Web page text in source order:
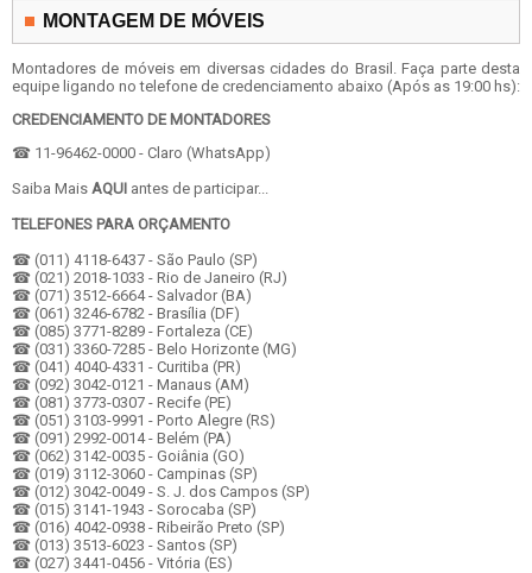
MONTAGEM DE MÓVEIS
Montadores de móveis em diversas cidades do Brasil. Faça parte desta
equipe ligando no telefone de credenciamento abaixo (Após as 19:00 hs):
CREDENCIAMENTO DE MONTADORES
☎ 11-96462-0000 - Claro (WhatsApp)
Saiba Mais AQUI antes de participar...
TELEFONES PARA ORÇAMENTO
☎ (011) 4118-6437 - São Paulo (SP)
☎ (021) 2018-1033 - Rio de Janeiro (RJ)
☎ (071) 3512-6664 - Salvador (BA)
☎ (061) 3246-6782 - Brasília (DF)
☎ (085) 3771-8289 - Fortaleza (CE)
☎ (031) 3360-7285 - Belo Horizonte (MG)
☎ (041) 4040-4331 - Curitiba (PR)
☎ (092) 3042-0121 - Manaus (AM)
☎ (081) 3773-0307 - Recife (PE)
☎ (051) 3103-9991 - Porto Alegre (RS)
☎ (091) 2992-0014 - Belém (PA)
☎ (062) 3142-0035 - Goiânia (GO)
☎ (019) 3112-3060 - Campinas (SP)
☎ (012) 3042-0049 - S. J. dos Campos (SP)
☎ (015) 3141-1943 - Sorocaba (SP)
☎ (016) 4042-0938 - Ribeirão Preto (SP)
☎ (013) 3513-6023 - Santos (SP)
☎ (027) 3441-0456 - Vitória (ES)